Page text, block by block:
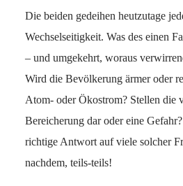
Die beiden gedeihen heutzutage
Wechselseitigkeit. Was des einen
– und umgekehrt, woraus
Wird die Bevölkerung ärmer oder
Atom- oder Ökostrom? Stellen die
Bereicherung dar oder eine
richtige Antwort auf viele solcher
nachdem, teils-teils!